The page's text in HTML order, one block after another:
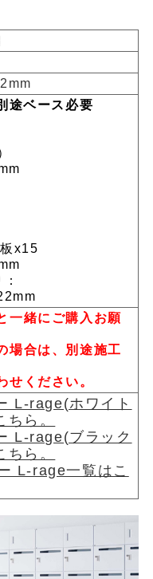
途ベース必要
x15
一緒にご購入お願
場合は、別途施工
ください。
L-rage(ホワイト
ら。
L-rage(ブラック
ら。
L-rage一覧はこ